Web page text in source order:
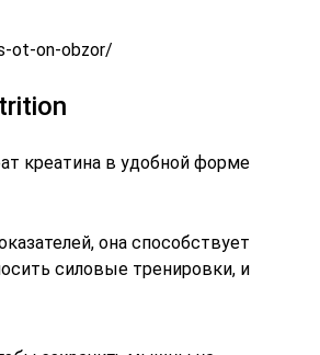
ot-on-obzor/
креатина в удобной форме
она способствует
силовые тренировки, и